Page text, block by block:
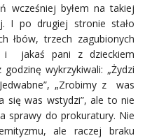
wcześniej byłem na takiej
I po drugiej stronie stało
łbów, trzech zagubionych
i jakaś pani z dzieckiem
wykrzykiwali: „Żydzi
„Zrobimy z was
się was wstydzi”, ale to nie
sprawy do prokuratury. Nie
ale raczej braku